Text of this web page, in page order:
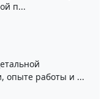
п...
опыте работы и ...